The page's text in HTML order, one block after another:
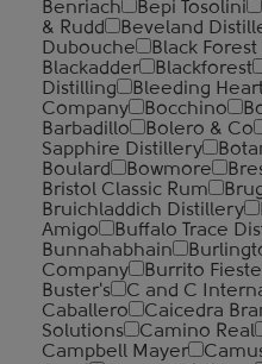
Benriach
Bepi Tosolini
& Rudd
Beveland
Dubouche
Black
Blackadder
Blackforest
Distilling
Bleeding
Company
Bocchino
Barbadillo
Bolero & Co
Sapphire Distillery
Boulard
Bowmore
Bristol Classic Rum
Bruichladdich Distillery
Amigo
Buffalo Trace
Bunnahabhain
Company
Burrito
Buster's
C and C
Caballero
Caicedra
Solutions
Camino Real
Campbell Mayer